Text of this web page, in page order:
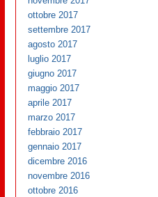
ottobre 2017
settembre 2017
agosto 2017
luglio 2017
giugno 2017
maggio 2017
aprile 2017
marzo 2017
febbraio 2017
gennaio 2017
dicembre 2016
novembre 2016
ottobre 2016